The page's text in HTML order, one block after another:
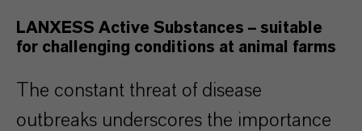
LANXESS Active Substances – suitable
for challenging conditions at animal farms
The constant threat of disease
outbreaks underscores the importance